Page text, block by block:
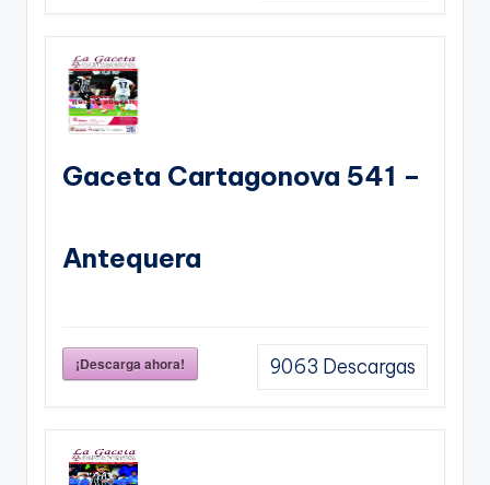
Gaceta Cartagonova 541 –
Antequera
¡Descarga ahora! 9063 Descargas